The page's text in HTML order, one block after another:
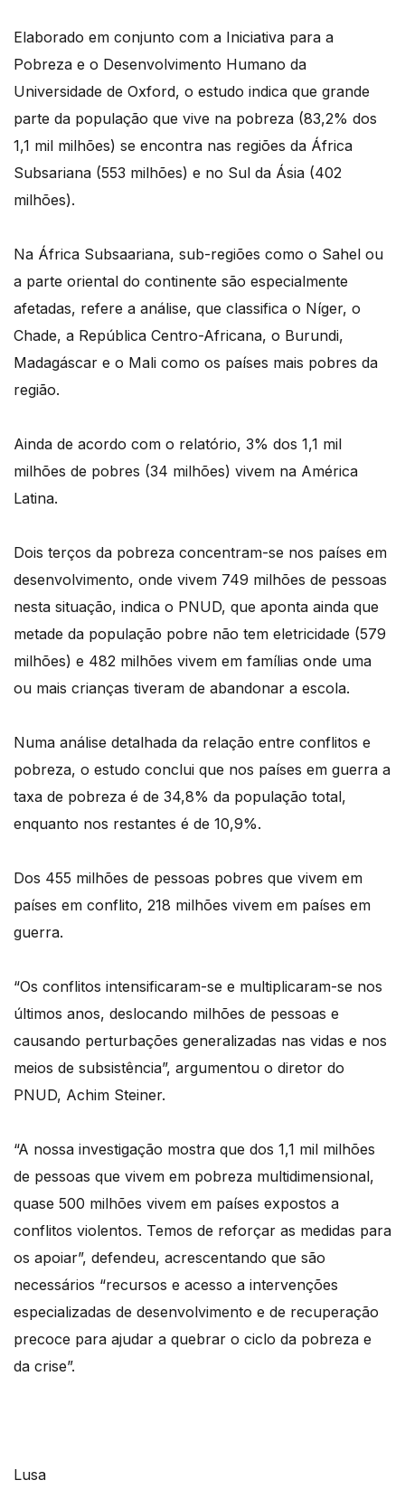
Elaborado em conjunto com a Iniciativa para a
Pobreza e o Desenvolvimento Humano da
Universidade de Oxford, o estudo indica que grande
parte da população que vive na pobreza (83,2% dos
1,1 mil milhões) se encontra nas regiões da África
Subsariana (553 milhões) e no Sul da Ásia (402
milhões).
Na África Subsaariana, sub-regiões como o Sahel ou
a parte oriental do continente são especialmente
afetadas, refere a análise, que classifica o Níger, o
Chade, a República Centro-Africana, o Burundi,
Madagáscar e o Mali como os países mais pobres da
região.
Ainda de acordo com o relatório, 3% dos 1,1 mil
milhões de pobres (34 milhões) vivem na América
Latina.
Dois terços da pobreza concentram-se nos países em
desenvolvimento, onde vivem 749 milhões de pessoas
nesta situação, indica o PNUD, que aponta ainda que
metade da população pobre não tem eletricidade (579
milhões) e 482 milhões vivem em famílias onde uma
ou mais crianças tiveram de abandonar a escola.
Numa análise detalhada da relação entre conflitos e
pobreza, o estudo conclui que nos países em guerra a
taxa de pobreza é de 34,8% da população total,
enquanto nos restantes é de 10,9%.
Dos 455 milhões de pessoas pobres que vivem em
países em conflito, 218 milhões vivem em países em
guerra.
“Os conflitos intensificaram-se e multiplicaram-se nos
últimos anos, deslocando milhões de pessoas e
causando perturbações generalizadas nas vidas e nos
meios de subsistência”, argumentou o diretor do
PNUD, Achim Steiner.
“A nossa investigação mostra que dos 1,1 mil milhões
de pessoas que vivem em pobreza multidimensional,
quase 500 milhões vivem em países expostos a
conflitos violentos. Temos de reforçar as medidas para
os apoiar”, defendeu, acrescentando que são
necessários “recursos e acesso a intervenções
especializadas de desenvolvimento e de recuperação
precoce para ajudar a quebrar o ciclo da pobreza e
da crise”.
Lusa